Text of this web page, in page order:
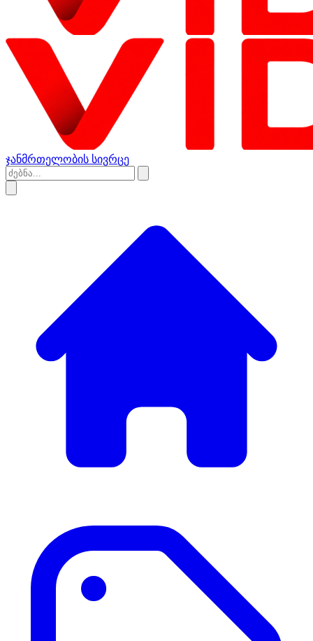
ჯანმრთელობის სივრცე